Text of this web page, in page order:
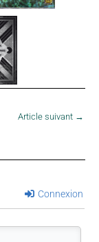
Article suivant →
Connexion